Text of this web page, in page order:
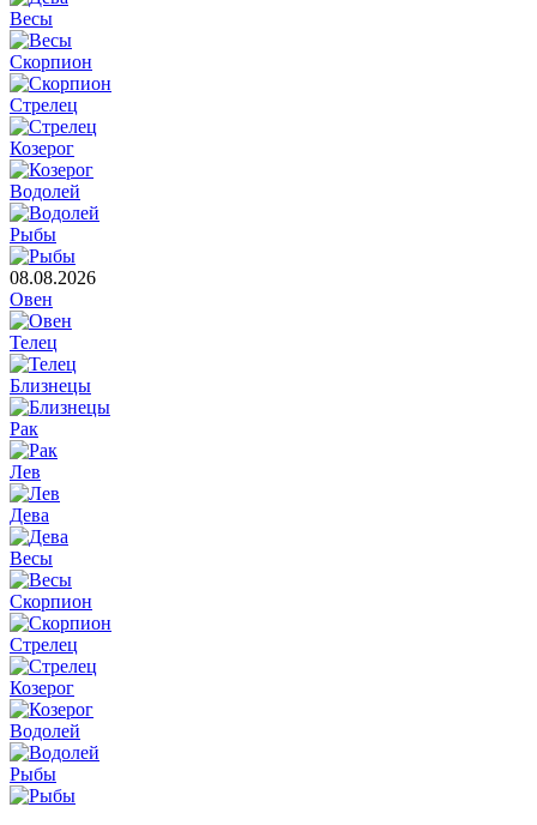
Весы
Скорпион
Стрелец
Козерог
Водолей
Рыбы
08.08.2026
Овен
Телец
Близнецы
Рак
Лев
Дева
Весы
Скорпион
Стрелец
Козерог
Водолей
Рыбы